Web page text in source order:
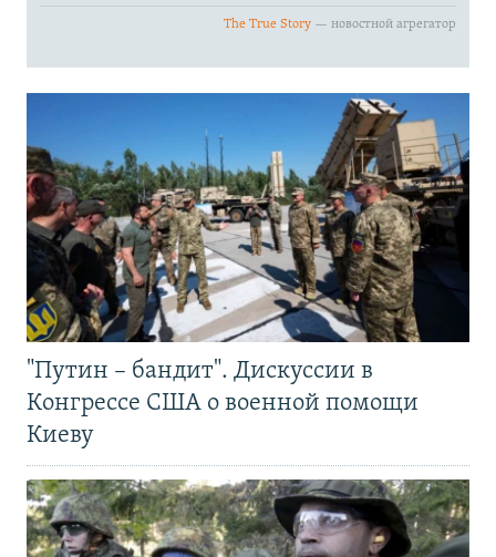
"Путин – бандит". Дискуссии в
Конгрессе США о военной помощи
Киеву